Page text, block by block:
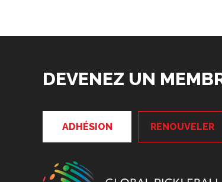
DEVENEZ UN
ADHÉSION RENOUVELER